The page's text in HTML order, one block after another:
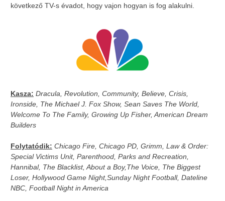
következő TV-s évadot, hogy vajon hogyan is fog alakulni.
Kasza: Dracula, Revolution, Community, Believe, Crisis,
Ironside, The Michael J. Fox Show, Sean Saves The World,
Welcome To The Family, Growing Up Fisher, American Dream
Builders
Folytatódik: Chicago Fire, Chicago PD, Grimm, Law & Order:
Special Victims Unit, Parenthood, Parks and Recreation,
Hannibal, The Blacklist, About a Boy,The Voice, The Biggest
Loser, Hollywood Game Night,Sunday Night Football, Dateline
NBC, Football Night in America